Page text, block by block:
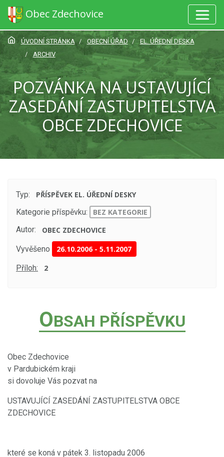
Obec Zdechovice
ÚVODNÍ STRÁNKA OBECNÍ ÚŘAD
EL. ÚŘEDNÍ DESKA
ARCHIV
POZVÁNKA NA USTAVUJÍCÍ
ZASEDÁNÍ ZASTUPITELSTVA
OBCE ZDECHOVICE
Typ:
PŘÍSPĚVEK EL. ÚŘEDNÍ DESKY
Kategorie příspěvku:
BEZ KATEGORIE
Autor:
OBEC ZDECHOVICE
Vyvěšeno 26.10.2006-5.11.2007
Příloh: 2
OBSAH PŘÍSPĚVKU
Obec Zdechovice
v Pardubickém kraji
si dovoluje Vás pozvat na
USTAVUJÍCÍ ZASEDÁNÍ ZASTUPITELSTVA OBCE
ZDECHOVICE
které se koná v pátek 3. listopadu 2006